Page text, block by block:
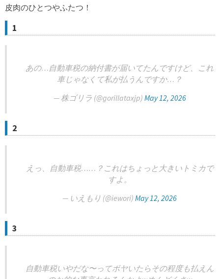
皮肉のひとつやふたつ！
1
あの…自動車税の納付書が届いてたんですけど、これ
車じゃなくて私が払うんですか…？
— 株ゴリラ (@gorillataxjp) May 12, 2026
2
えっ、自動車税……？これはちょっと大きいトミカで
すよ。
— いえもり (@iewori) May 12, 2026
3
自動車税いやだな〜ってボヤいたらその程度も払えん